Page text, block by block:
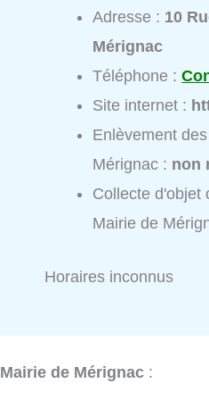
Adresse : 10
Mérignac
Téléphone :
Site internet :
Enlèvement
Mérignac : non
Collecte d'objet
Mairie de
Horaires inconnus
Mairie de Mérignac :